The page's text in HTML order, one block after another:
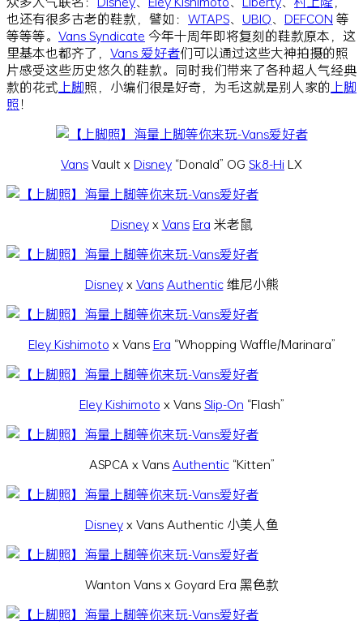
也还有很多古老的鞋款，譬如： WTAPS、 UBIQ、 DEFCON 等
等等等。 Vans Syndicate 今年十周年即将复刻的鞋款原本，这
里基本也都齐了， Vans 爱好者们可以通过这些大神拍摄的照
片感受这些历史悠久的鞋款。同时我们带来了各种超人气经典
款的花式 上脚照，小编们很是好奇，为毛这就是别人家的 上脚
照！
VansVault x Disney “Donald” OG Sk8-HiLX
Disneyx Vans Era 米老鼠
Disneyx Vans Authentic维尼小熊
Eley Kishimoto x VansEra “Whopping Waffle/Marinara”
Eley Kishimoto x VansSlip-On “Flash”
ASPCA x VansAuthentic“Kitten”
Disneyx Vans Authentic 小美人鱼
Wanton Vans x Goyard Era 黑色款